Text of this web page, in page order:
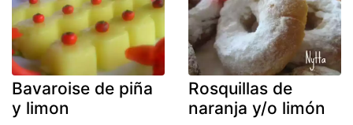
Bavaroise de piña
y limon
Rosquillas de
naranja y/o limón